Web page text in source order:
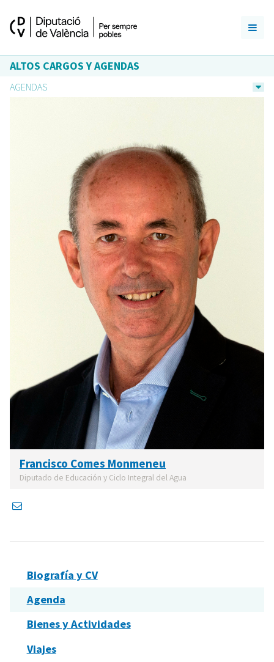
ALTOS CARGOS Y AGENDAS
AGENDAS
Francisco Comes Monmeneu
Diputado de Educación y Ciclo Integral del Agua
Biografía y CV
Agenda
Bienes y Actividades
Viajes